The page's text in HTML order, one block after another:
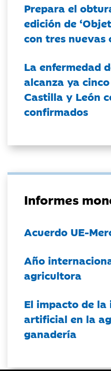
Prepara el
edición de
con tres nuevas
La enfermedad
alcanza ya
Castilla y León
confirmados
Informes
Acuerdo UE-
Año
agricultora
El impacto de
artificial en la
ganadería